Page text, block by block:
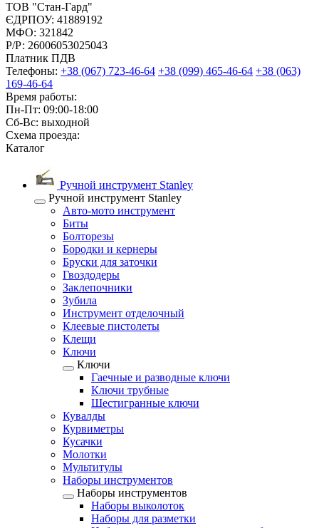
ТОВ "Стан-Гард"
ЄДРПОУ: 41889192
МФО: 321842
Р/Р: 26006053025043
Платник ПДВ
Телефоны: +38 (067) 723-46-64 +38 (099) 465-46-64 +38 (063)
169-46-64
Время работы:
Пн-Пт: 09:00-18:00
Сб-Вс: выходной
Схема проезда:
Каталог
Ручной инструмент Stanley
Ручной инструмент Stanley
Авто-мото инструмент
Биты
Болторезы
Бородки и кернеры
Бруски для заточки
Гвоздодеры
Заклепочники
Зубила
Инструмент отделочный
Клеевые пистолеты
Клещи
Ключи
Ключи
Гаечные и разводные ключи
Ключи трубные
Шестигранные ключи
Кувалды
Курвиметры
Кусачки
Молотки
Мультитулы
Наборы инструментов
Наборы инструментов
Наборы выколоток
Наборы для разметки